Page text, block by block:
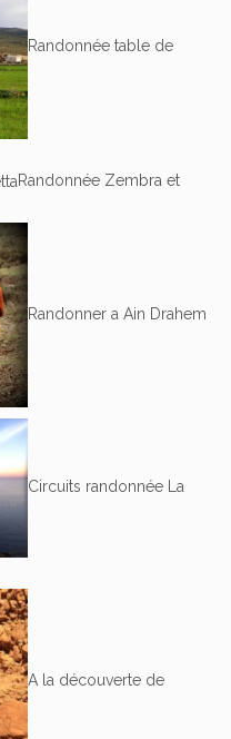
Randonnée table de
Randonnée Zembra et
Randonner a Ain Drahem
Circuits randonnée La
A la découverte de